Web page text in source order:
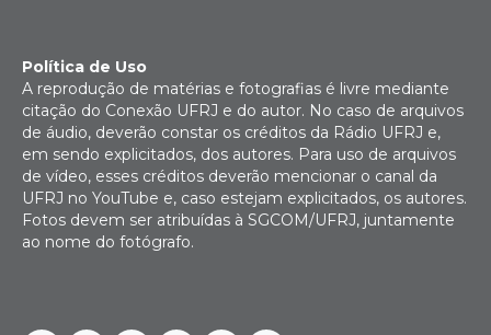
Política de Uso
A reprodução de matérias e fotografias é livre mediante
citação do Conexão UFRJ e do autor. No caso de arquivos
de áudio, deverão constar os créditos da Rádio UFRJ e,
em sendo explicitados, dos autores. Para uso de arquivos
de vídeo, esses créditos deverão mencionar o canal da
UFRJ no YouTube e, caso estejam explicitados, os autores.
Fotos devem ser atribuídas à SGCOM/UFRJ, juntamente
ao nome do fotógrafo.